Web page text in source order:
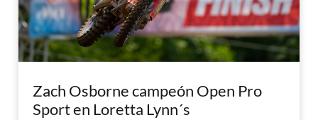
Zach Osborne campeón Open Pro
Sport en Loretta Lynn´s